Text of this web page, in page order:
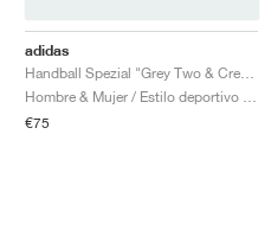
adidas
€75